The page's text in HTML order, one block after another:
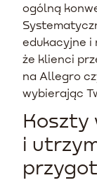
ogólną
edukacyjne i
że klienci
na Allegro
wybierając
Koszty
i